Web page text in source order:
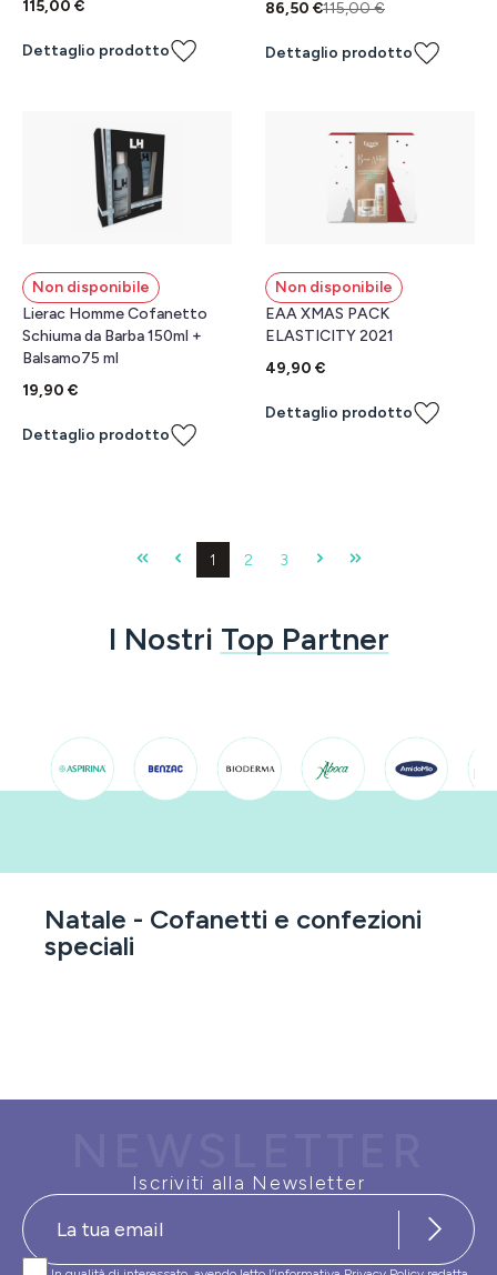
115,00 €
Dettaglio prodotto
86,50 €115,00 €
Dettaglio prodotto
Non disponibile
Lierac Homme Cofanetto
Schiuma da Barba 150ml +
Balsamo75 ml
19,90 €
Dettaglio prodotto
Non disponibile
EAA XMAS PACK
ELASTICITY 2021
49,90 €
Dettaglio prodotto
Pagina
1 Pagina
2 Pagina
3
I Nostri Top Partner
Natale - Cofanetti e confezioni
speciali
Iscriviti alla Newsletter